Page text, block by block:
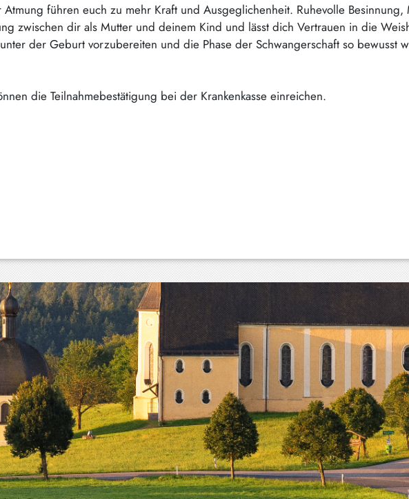
führen euch zu mehr Kraft und Ausgeglichenheit. Ruhevolle Besinnung,
zwischen dir als Mutter und deinem Kind und lässt dich Vertrauen in die
der Geburt vorzubereiten und die Phase der Schwangerschaft so bewusst
die Teilnahmebestätigung bei der Krankenkasse einreichen.